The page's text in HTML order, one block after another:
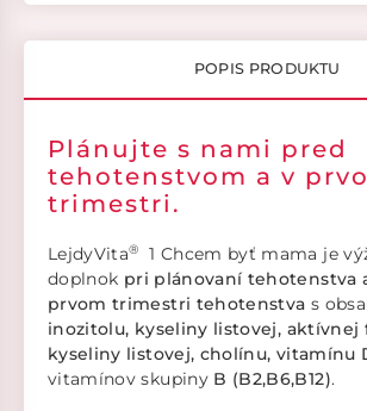
POPIS PRODUKTU
Plánujte s nami pred
tehotenstvom a v
trimestri.
LejdyVita®
1 Chcem byť mama je
doplnok pri plánovaní tehotenstva
prvom trimestri tehotenstva s
inozitolu, kyseliny listovej, aktívnej
kyseliny listovej, cholínu, vitamínu
vitamínov skupiny B (B2,B6,B12).